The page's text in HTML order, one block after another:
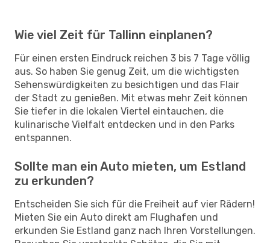
Wie viel Zeit für Tallinn einplanen?
Für einen ersten Eindruck reichen 3 bis 7 Tage völlig
aus. So haben Sie genug Zeit, um die wichtigsten
Sehenswürdigkeiten zu besichtigen und das Flair
der Stadt zu genießen. Mit etwas mehr Zeit können
Sie tiefer in die lokalen Viertel eintauchen, die
kulinarische Vielfalt entdecken und in den Parks
entspannen.
Sollte man ein Auto mieten, um Estland
zu erkunden?
Entscheiden Sie sich für die Freiheit auf vier Rädern!
Mieten Sie ein Auto direkt am Flughafen und
erkunden Sie Estland ganz nach Ihren Vorstellungen.